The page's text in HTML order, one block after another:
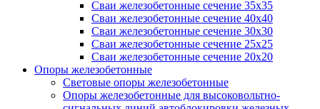
Сваи железобетонные сечение 35x35
Сваи железобетонные сечение 40x40
Сваи железобетонные сечение 30x30
Сваи железобетонные сечение 25x25
Сваи железобетонные сечение 20x20
Опоры железобетонные
Световые опоры железобетонные
Опоры железобетонные для высоковольтно-